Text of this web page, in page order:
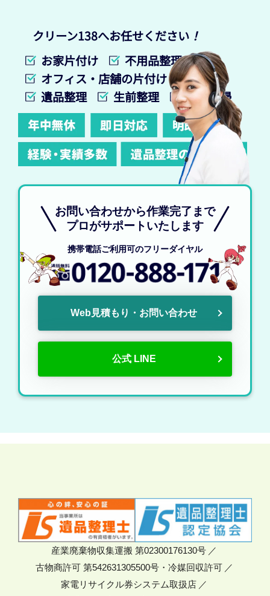
クリーン138へお任せください ！
お家片付け
不用品整理
オフィス・店舗の片付け
遺品整理
生前整理 特殊清掃
お問い合わせから作業完了まで
プロがサポートいたします
携帯電話ご利用可のフリーダイヤル
Web見積もり・お問い合わせ
公式 LINE
産業廃棄物収集運搬 第02300176130号
古物商許可 第542631305500号・冷媒回収許可
家電リサイクル券システム取扱店